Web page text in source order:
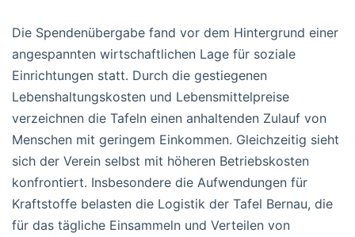
Die Spendenübergabe fand vor dem Hintergrund einer
angespannten wirtschaftlichen Lage für soziale
Einrichtungen statt. Durch die gestiegenen
Lebenshaltungskosten und Lebensmittelpreise
verzeichnen die Tafeln einen anhaltenden Zulauf von
Menschen mit geringem Einkommen. Gleichzeitig sieht
sich der Verein selbst mit höheren Betriebskosten
konfrontiert. Insbesondere die Aufwendungen für
Kraftstoffe belasten die Logistik der Tafel Bernau, die
für das tägliche Einsammeln und Verteilen von